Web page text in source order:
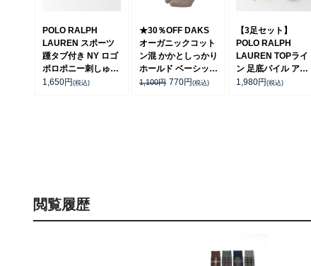
POLO RALPH
LAUREN スポーツ
踵タブ付き NY ロゴ
ポロポニー刺しゅう
スニーカー丈 オーガ
1,650円(税込)
★30％OFF DAKS
オーガニックコット
ン混 かかとしっかり
ホールド ベーシック
チェックリンクス ク
1,100円 770円(税込)
【3足セット】
POLO RALPH
LAUREN TOPライ
ン 足底パイル アー
チサポート ワンポイ
1,980円(税込)
閲覧履歴